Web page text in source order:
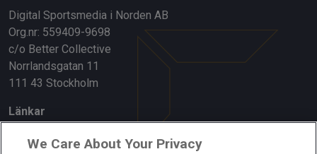
Digital Sportsmedia i Norden AB
Org.nr: 559409-9698
c/o Better Collective
Norrlandsgatan 11
111 43 Stockholm
Länkar
Om oss
We Care About Your Privacy